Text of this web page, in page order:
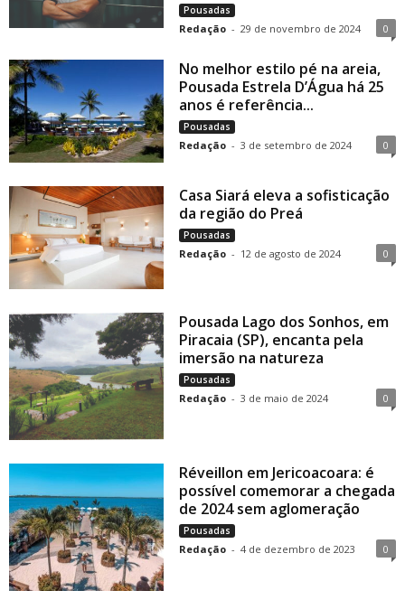
Pousadas
Redação - 29 de novembro de 2024 0
No melhor estilo pé na areia,
Pousada Estrela D’Água há 25
anos é referência...
Pousadas
Redação - 3 de setembro de 2024 0
Casa Siará eleva a sofisticação
da região do Preá
Pousadas
Redação - 12 de agosto de 2024 0
Pousada Lago dos Sonhos, em
Piracaia (SP), encanta pela
imersão na natureza
Pousadas
Redação - 3 de maio de 2024 0
Réveillon em Jericoacoara: é
possível comemorar a chegada
de 2024 sem aglomeração
Pousadas
Redação - 4 de dezembro de 2023 0